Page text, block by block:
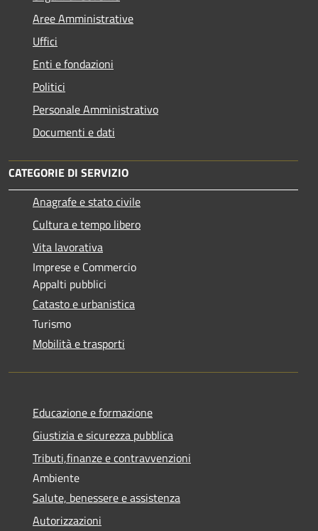
Aree Amministrative
Uffici
Enti e fondazioni
Politici
Personale Amministrativo
Documenti e dati
CATEGORIE DI SERVIZIO
Anagrafe e stato civile
Cultura e tempo libero
Vita lavorativa
Imprese e Commercio
Appalti pubblici
Catasto e urbanistica
Turismo
Mobilità e trasporti
Educazione e formazione
Giustizia e sicurezza pubblica
Tributi,finanze e contravvenzioni
Ambiente
Salute, benessere e assistenza
Autorizzazioni